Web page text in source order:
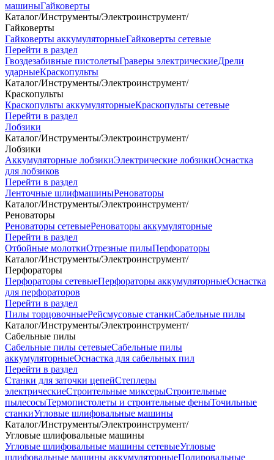
машиныГайковерты
Каталог/Инструменты/Электроинструмент/
Гайковерты
Гайковерты аккумуляторныеГайковерты сетевые
Перейти в раздел
Гвоздезабивные пистолетыГраверы электрическиеДрели
ударныеКраскопульты
Каталог/Инструменты/Электроинструмент/
Краскопульты
Краскопульты аккумуляторныеКраскопульты сетевые
Перейти в раздел
Лобзики
Каталог/Инструменты/Электроинструмент/
Лобзики
Аккумуляторные лобзикиЭлектрические лобзикиОснастка
для лобзиков
Перейти в раздел
Ленточные шлифмашиныРеноваторы
Каталог/Инструменты/Электроинструмент/
Реноваторы
Реноваторы сетевыеРеноваторы аккумуляторные
Перейти в раздел
Отбойные молоткиОтрезные пилыПерфораторы
Каталог/Инструменты/Электроинструмент/
Перфораторы
Перфораторы сетевыеПерфораторы аккумуляторныеОснастка
для перфораторов
Перейти в раздел
Пилы торцовочныеРейсмусовые станкиСабельные пилы
Каталог/Инструменты/Электроинструмент/
Сабельные пилы
Сабельные пилы сетевыеСабельные пилы
аккумуляторныеОснастка для сабельных пил
Перейти в раздел
Станки для заточки цепейСтеплеры
электрическиеСтроительные миксерыСтроительные
пылесосыТермопистолеты и строительные феныТочильные
станкиУгловые шлифовальные машины
Каталог/Инструменты/Электроинструмент/
Угловые шлифовальные машины
Угловые шлифовальные машины сетевыеУгловые
шлифовальные машины аккумуляторныеПолировальные